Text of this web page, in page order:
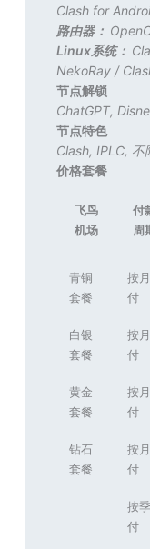
Clash for
路由器：
Linux系统：
NekoRay /
节点解锁
ChatGPT,
节点特色
Clash, IPLC, 不
价格套餐
飞鸟
机场
付
周
青铜
套餐
按月
付
白银
套餐
按月
付
黄金
套餐
按月
付
钻石
套餐
按月
付
按季
付